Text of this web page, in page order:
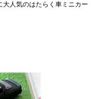
人気のはたらく車ミニカー